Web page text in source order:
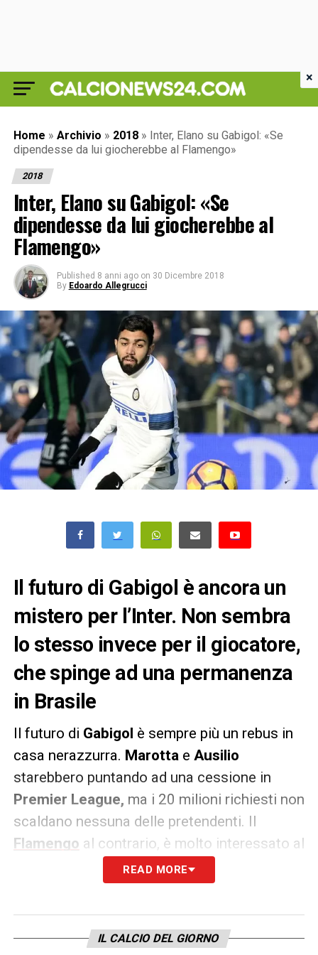
Home » Archivio » 2018 » Inter, Elano su Gabigol: «Se
dipendesse da lui giocherebbe al Flamengo»
2018
Inter, Elano su Gabigol: «Se
dipendesse da lui giocherebbe al
Flamengo»
Published 8 anni ago on 30 Dicembre 2018
By Edoardo Allegrucci
Il futuro di Gabigol è ancora un
mistero per l’Inter. Non sembra
lo stesso invece per il giocatore,
che spinge ad una permanenza
in Brasile
Il futuro di Gabigol è sempre più un rebus in
casa nerazzurra. Marottae Ausilio
starebbero puntando ad una cessione in
Premier League, ma i 20 milioni richiesti non
scaldano nessuna delle pretendenti. Il
Flamengo al contrario, è molto interessato al
giocatore, ma l’Inter non è convinta della
bontà dell’operazione.Gabriel Barbosa
dimostrano le parole del suo ex allenatore al
READ MORE
IL CALCIO DEL GIORNO
×